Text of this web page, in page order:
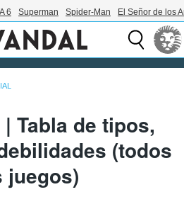
6 Superman Spider-Man El Señor de los
| Tabla de tipos,
(todos
juegos)